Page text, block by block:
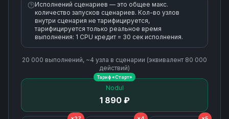
Topic List Subscriptions
Topic Metadata Get
Исполнений сценариев — это общее макс.
количество запусков сценариев. Кол-во узлов
внутри сценария не тарифицируется,
тарифицируется только реальное время
выполнения: 1 CPU кредит = 30 сек исполнения.
20 000 выполнений, ~4 узла в сценарии (эквивалент 80 000
действий)
Nodul
1 890 ₽
Тариф «Старт»